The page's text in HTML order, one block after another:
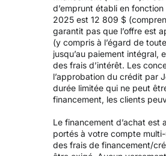
d’emprunt établi en
2025 est 12 809 $
garantit pas que l’offre est
(y compris à l’égard de
jusqu’au paiement
des frais d’intérêt. Les
l’approbation du crédit par
durée limitée qui ne peut
financement, les clients
Le financement d’achat est
portés à votre compte
des frais de financement/